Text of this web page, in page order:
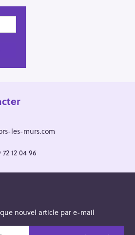
les-murs.com
12 04 96
nouvel article par e-mail